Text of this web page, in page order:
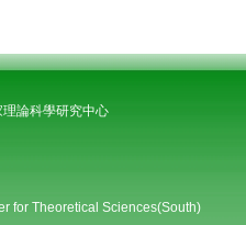
論科學研究中心
for Theoretical Sciences(South)